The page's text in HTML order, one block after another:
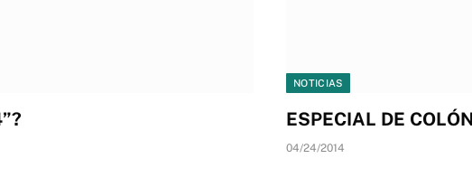
NOTICIAS
ESPECIAL DE
04/24/2014